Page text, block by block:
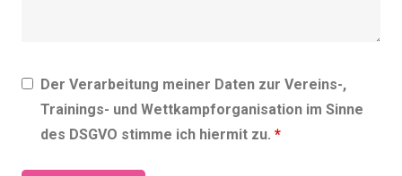
Der Verarbeitung meiner Daten zur Vereins-,
Trainings- und Wettkampforganisation im Sinne
des DSGVO stimme ich hiermit zu. *